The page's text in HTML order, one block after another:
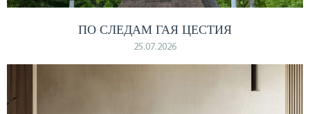
ПО СЛЕДАМ ГАЯ ЦЕСТИЯ
25.07.2026